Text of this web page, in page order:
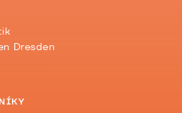
Dresden